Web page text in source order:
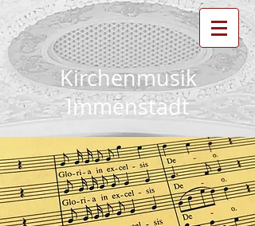
Kirchenmusik
Immenstadt